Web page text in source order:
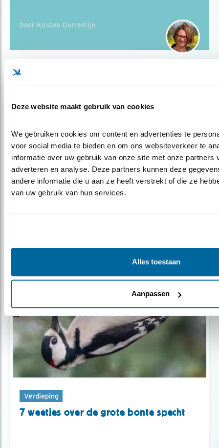
Deze website maakt gebruik van cookies
We gebruiken cookies om content en advertenties te
voor social media te bieden en om ons websiteverkeer te
informatie over uw gebruik van onze site met onze partners
adverteren en analyse. Deze partners kunnen deze
andere informatie die u aan ze heeft verstrekt of die ze
van uw gebruik van hun services.
Alles toestaan
Aanpassen
Door Kirsten Dorrestijn
Populair
Verdieping
7 weetjes over de grote bonte specht